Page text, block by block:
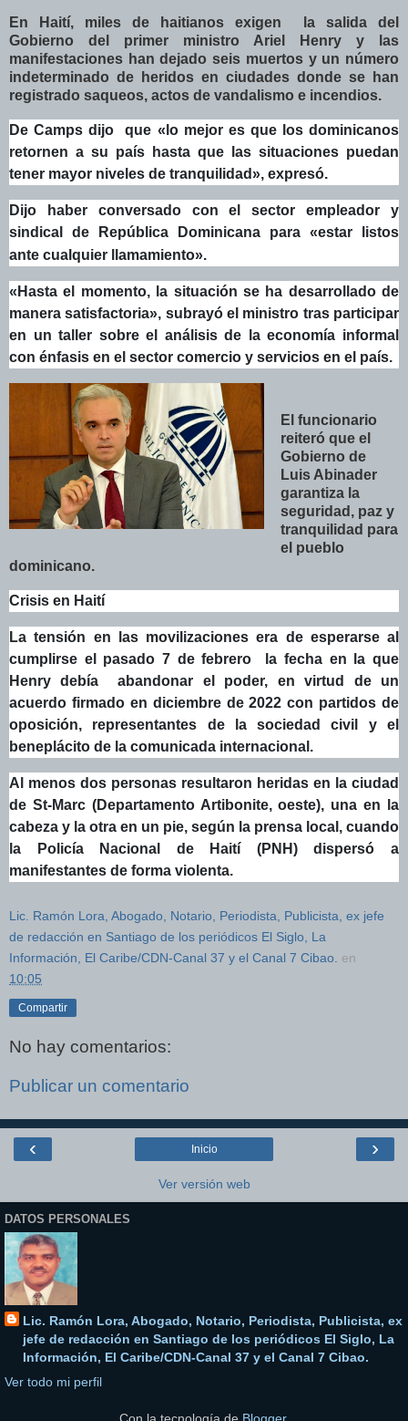
En Haití, miles de haitianos exigen la salida del
Gobierno del primer ministro Ariel Henry y las
manifestaciones han dejado seis muertos y un número
indeterminado de heridos en ciudades donde se han
registrado saqueos, actos de vandalismo e incendios.
De Camps dijo que «lo mejor es que los dominicanos
retornen a su país hasta que las situaciones puedan
tener mayor niveles de tranquilidad», expresó.
Dijo haber conversado con el sector empleador y
sindical de República Dominicana para «estar listos
ante cualquier llamamiento».
«Hasta el momento, la situación se ha desarrollado de
manera satisfactoria», subrayó el ministro tras participar
en un taller sobre el análisis de la economía informal
con énfasis en el sector comercio y servicios en el país.
El funcionario
reiteró que el
Gobierno de
Luis Abinader
garantiza la
seguridad, paz y
tranquilidad para
el pueblo
dominicano.
Crisis en Haití
La tensión en las movilizaciones era de esperarse al
cumplirse el pasado 7 de febrero la fecha en la que
Henry debía abandonar el poder, en virtud de un
acuerdo firmado en diciembre de 2022 con partidos de
oposición, representantes de la sociedad civil y el
beneplácito de la comunicada internacional.
Al menos dos personas resultaron heridas en la ciudad
de St-Marc (Departamento Artibonite, oeste), una en la
cabeza y la otra en un pie, según la prensa local, cuando
la Policía Nacional de Haití (PNH) dispersó a
manifestantes de forma violenta.
Lic. Ramón Lora, Abogado, Notario, Periodista, Publicista, ex jefe
de redacción en Santiago de los periódicos El Siglo, La
Información, El Caribe/CDN-Canal 37 y el Canal 7 Cibao. en
10:05
Compartir
No hay comentarios:
Publicar un comentario
‹ ›
Inicio
Ver versión web
DATOS PERSONALES
Lic. Ramón Lora, Abogado, Notario, Periodista, Publicista, ex
jefe de redacción en Santiago de los periódicos El Siglo, La
Información, El Caribe/CDN-Canal 37 y el Canal 7 Cibao.
Ver todo mi perfil